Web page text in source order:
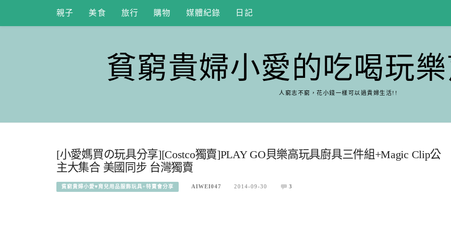
content
親子 美食 旅行 購物 媒體紀錄 日記
貧窮貴婦小愛的吃喝玩
人窮志不窮，花小錢一樣可以過貴婦生活!!
[小愛媽買の玩具分享][Costco獨賣]PLAY GO貝樂高玩具廚具三件組+Magic Clip公
主大集合 美國同步 台灣獨賣
貧窮貴婦小愛♥育兒用品服飾玩具+特賣會分享 AIWEI047 2014-09-30 3